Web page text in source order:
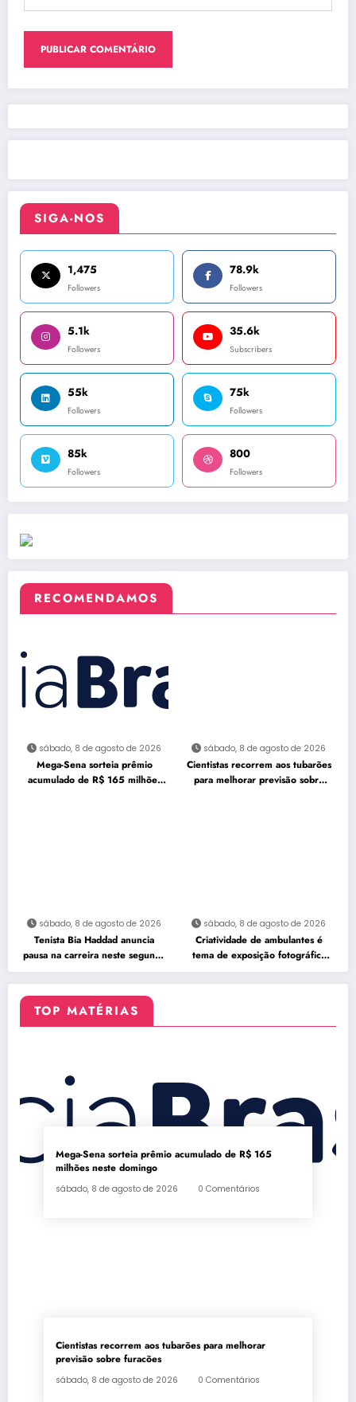
SIGA-NOS
1,475
Followers
78.9k
Followers
5.1k
Followers
35.6k
Subscribers
55k
Followers
75k
Followers
85k
Followers
800
Followers
RECOMENDAMOS
sábado, 8 de agosto de 2026
Mega-Sena sorteia prêmio
acumulado de R$ 165 milhões
sábado, 8 de agosto de 2026
Cientistas recorrem aos tubarões
para melhorar previsão sobre
sábado, 8 de agosto de 2026
Tenista Bia Haddad anuncia
pausa na carreira neste segundo
semestre
sábado, 8 de agosto de 2026
Criatividade de ambulantes é
tema de exposição fotográfica
no Rio
TOP MATÉRIAS
Mega-Sena sorteia prêmio acumulado de R$ 165
milhões neste domingo
sábado, 8 de agosto de 2026 0 Comentários
Cientistas recorrem aos tubarões para melhorar
previsão sobre furacões
sábado, 8 de agosto de 2026 0 Comentários